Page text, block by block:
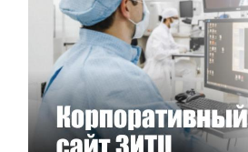
Смотреть проект